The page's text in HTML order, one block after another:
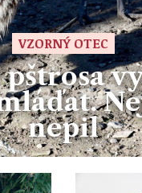
VZORNÝ OTEC
pštrosa
nepil